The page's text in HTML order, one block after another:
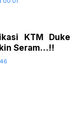
KTM Duke
Seram…!!